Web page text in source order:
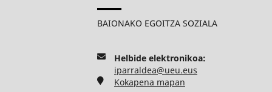
BAIONAKO EGOITZA SOZIALA
Helbide elektronikoa:
iparraldea@ueu.eus
Kokapena mapan